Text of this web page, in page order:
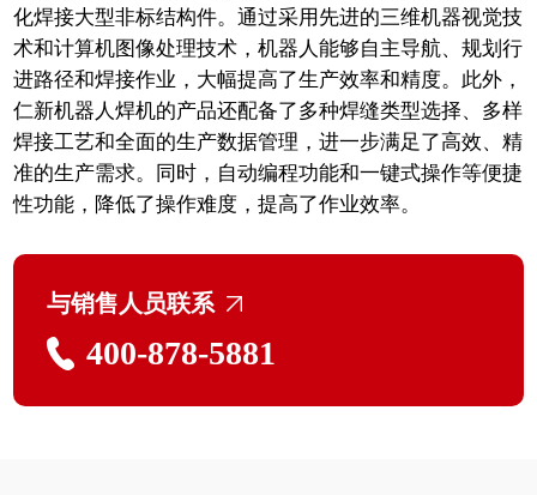
化焊接大型非标结构件。通过采用先进的三维机器视觉技
术和计算机图像处理技术，机器人能够自主导航、规划行
进路径和焊接作业，大幅提高了生产效率和精度。此外，
仁新机器人焊机的产品还配备了多种焊缝类型选择、多样
焊接工艺和全面的生产数据管理，进一步满足了高效、精
准的生产需求。同时，自动编程功能和一键式操作等便捷
性功能，降低了操作难度，提高了作业效率。
与销售人员联系
400-878-5881